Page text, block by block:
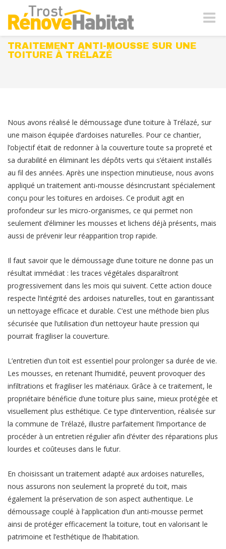
-
TRAITEMENT ANTI-MOUSSE SUR UNE
TOITURE À TRÉLAZÉ
Nous avons réalisé le démoussage d’une toiture à Trélazé, sur
une maison équipée d’ardoises naturelles. Pour ce chantier,
l’objectif était de redonner à la couverture toute sa propreté et
sa durabilité en éliminant les dépôts verts qui s’étaient installés
au fil des années. Après une inspection minutieuse, nous avons
appliqué un traitement anti-mousse désincrustant spécialement
conçu pour les toitures en ardoises. Ce produit agit en
profondeur sur les micro-organismes, ce qui permet non
seulement d’éliminer les mousses et lichens déjà présents, mais
aussi de prévenir leur réapparition trop rapide.
Il faut savoir que le démoussage d’une toiture ne donne pas un
résultat immédiat : les traces végétales disparaîtront
progressivement dans les mois qui suivent. Cette action douce
respecte l’intégrité des ardoises naturelles, tout en garantissant
un nettoyage efficace et durable. C’est une méthode bien plus
sécurisée que l’utilisation d’un nettoyeur haute pression qui
pourrait fragiliser la couverture.
L’entretien d’un toit est essentiel pour prolonger sa durée de vie.
Les mousses, en retenant l’humidité, peuvent provoquer des
infiltrations et fragiliser les matériaux. Grâce à ce traitement, le
propriétaire bénéficie d’une toiture plus saine, mieux protégée et
visuellement plus esthétique. Ce type d’intervention, réalisée sur
la commune de Trélazé, illustre parfaitement l’importance de
procéder à un entretien régulier afin d’éviter des réparations plus
lourdes et coûteuses dans le futur.
En choisissant un traitement adapté aux ardoises naturelles,
nous assurons non seulement la propreté du toit, mais
également la préservation de son aspect authentique. Le
démoussage couplé à l’application d’un anti-mousse permet
ainsi de protéger efficacement la toiture, tout en valorisant le
patrimoine et l’esthétique de l’habitation.